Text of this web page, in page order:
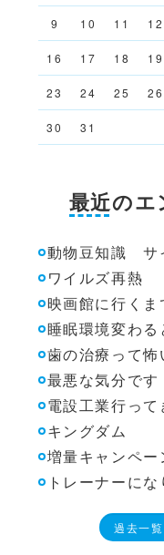
9 10 11 12
16 17 18 19
23 24 25 26
30 31
最近のエ
動物豆知識 サ
ワイルズ再熱
映画館に行くま
睡眠環境変わる
歯の治療って怖
最悪な気分です
電設工業行って
キングダム
増量キャンペー
トレーナーに
過去一